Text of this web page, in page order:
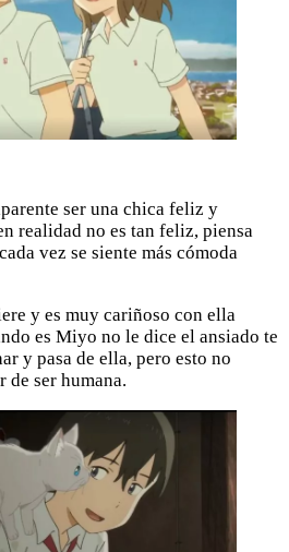
ser una chica feliz y
realidad no es tan feliz, piensa
vez se siente más cómoda
y es muy cariñoso con ella
es Miyo no le dice el ansiado te
y pasa de ella, pero esto no
ser humana.